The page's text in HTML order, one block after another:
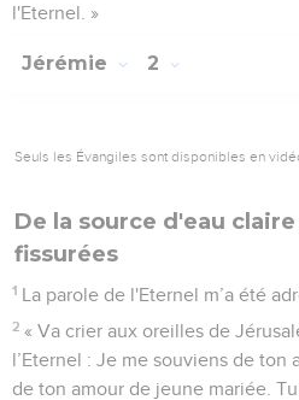
l'Eternel. »
Jérémie 2
Seuls les Évangiles sont disponibles en
De la source d'eau
fissurées
1 La parole de l'Eternel m’a été
2 « Va crier aux oreilles de
l’Eternel : Je me souviens de ton
de ton amour de jeune mariée.